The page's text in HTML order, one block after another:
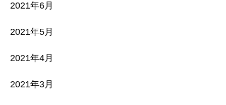
2021年6月
2021年5月
2021年4月
2021年3月